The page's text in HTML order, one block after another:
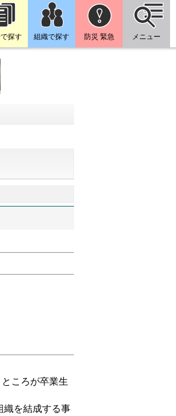
探す 組織で探す 防災 緊急 メニュー
ころが卒業生
織を結成する事